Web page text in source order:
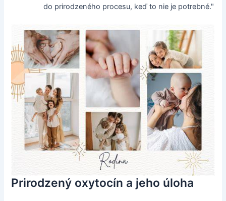
do prirodzeného procesu, keď to nie je potrebné."
Prirodzený oxytocín a jeho úloha